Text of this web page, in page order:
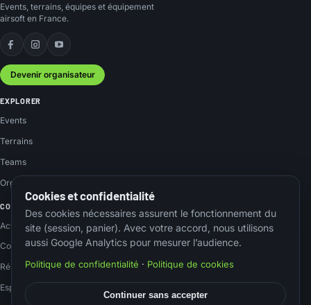
Events, terrains, équipes et équipement
airsoft en France.
Facebook
Instagram
YouTube
Devenir organisateur
EXPLORER
Events
Terrains
Teams
Organisateurs
COMMUNAUTÉ
Actus
Contact
Réseaux sociaux
Espace membre
Cookies et confidentialité
Des cookies nécessaires assurent le fonctionnement du
site (session, panier). Avec votre accord, nous utilisons
aussi Google Analytics pour mesurer l’audience.
Politique de confidentialité · Politique de cookies
Continuer sans accepter